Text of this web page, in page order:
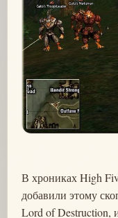
В хрониках High
добавили этому
Lord of Destruction,